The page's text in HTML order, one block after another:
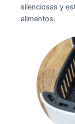
silenciosas y
alimentos.